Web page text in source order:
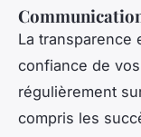
La transparence
confiance de
régulièrement
compris les